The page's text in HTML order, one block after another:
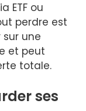
ETF ou
perdre est
sur une
et peut
totale.
ses